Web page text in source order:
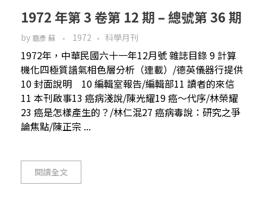
1972 年第 3 卷第 12 期 – 總號第 36 期
by 裔彥 蘇 1972 科學月刊
1972年，中華民國六十一年12月號 雜誌目錄 9 計算
機化四極質譜氣相色層分析（連載）/德英儀器行提供
10 封面說明 10 編輯室報告/編輯部11 讀者的來信
11 本刊啟事13 癌病淺說/陳光耀19 癌～代序/林榮耀
23 癌是怎樣產生的？/林仁混27 癌病毒說：研究之爭
論焦點/陳正宗 ...
閱讀全文